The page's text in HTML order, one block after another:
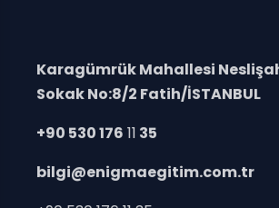
Karagümrük Mahallesi
Sokak No:8/2 Fatih/İSTANBUL
+90 530 176 11 35
bilgi@enigmaegitim.com.tr